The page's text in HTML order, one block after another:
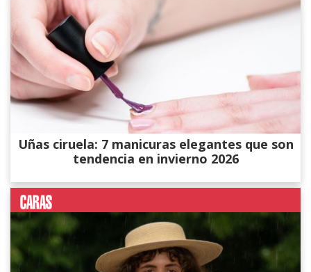
Uñas ciruela: 7 manicuras elegantes que son
tendencia en invierno 2026